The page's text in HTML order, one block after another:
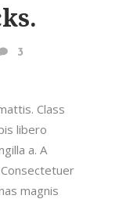
3
Class
libero
a. A
magnis